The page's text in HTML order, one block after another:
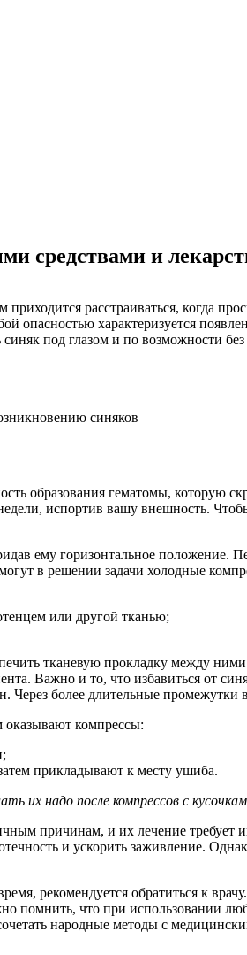
средствами и
расстраиваться, когда
опасностью характеризуется
под глазом и по возможности
образования гематомы, которую
испортив вашу внешность.
ему горизонтальное
в решении задачи холодные
или другой тканью;
тканевую прокладку между
Важно и то, что избавиться от
Через более длительные
оказывают компрессы:
прикладывают к месту ушиба.
их надо после компрессов с
причинам, и их лечение требует
и ускорить заживление.
рекомендуется обратиться к
помнить, что при использовании
народные методы с